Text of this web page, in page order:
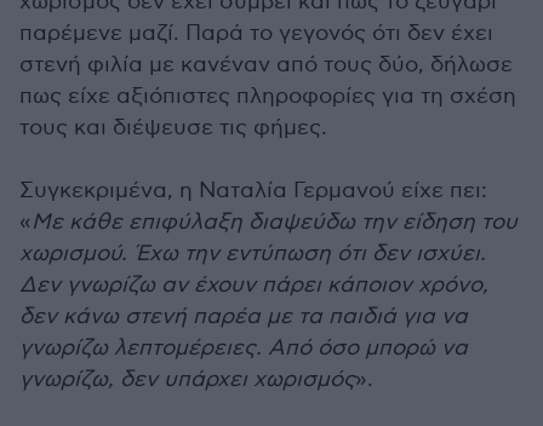
παρέμενε μαζί. Παρά το γεγονός ότι δεν έχει
στενή φιλία με κανέναν από τους δύο, δήλωσε
πως είχε αξιόπιστες πληροφορίες για τη σχέση
τους και διέψευσε τις φήμες.
Συγκεκριμένα, η Ναταλία Γερμανού είχε πει:
«Με κάθε επιφύλαξη διαψεύδω την είδηση του
χωρισμού. Έχω την εντύπωση ότι δεν ισχύει.
Δεν γνωρίζω αν έχουν πάρει κάποιον χρόνο,
δεν κάνω στενή παρέα με τα παιδιά για να
γνωρίζω λεπτομέρειες. Από όσο μπορώ να
γνωρίζω, δεν υπάρχει χωρισμός».